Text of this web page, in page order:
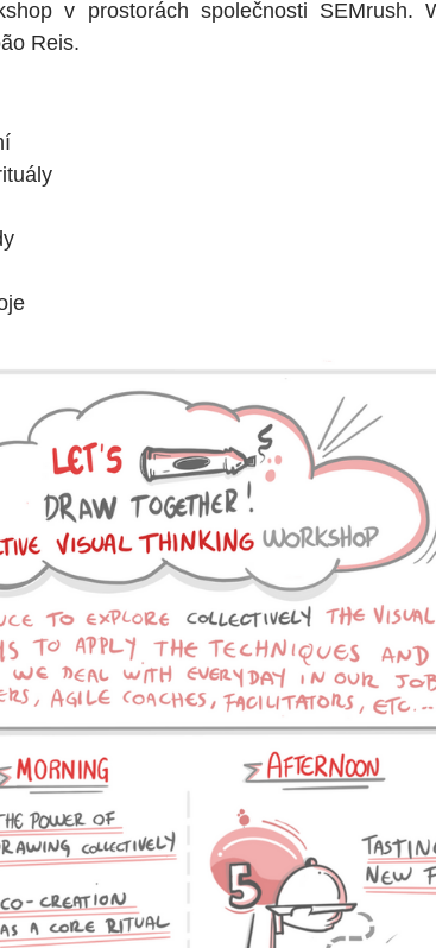
v prostorách společnosti SEMrush.
Reis.